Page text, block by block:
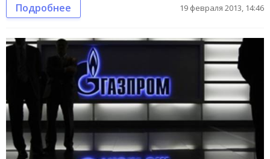
Подробнее 19 февраля 2013, 14:46